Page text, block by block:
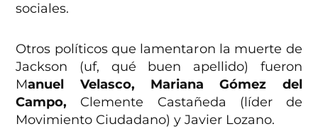
sociales.
Otros políticos que lamentaron la muerte de
Jackson (uf, qué buen apellido) fueron
Manuel Velasco, Mariana Gómez del
Campo, Clemente Castañeda (líder de
Movimiento Ciudadano) y Javier Lozano.